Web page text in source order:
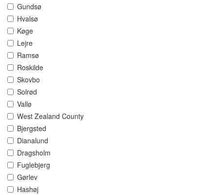
Gundsø
Hvalsø
Køge
Lejre
Ramsø
Roskilde
Skovbo
Solrød
Vallø
West Zealand County
Bjergsted
Dianalund
Dragsholm
Fuglebjerg
Gørlev
Hashøj